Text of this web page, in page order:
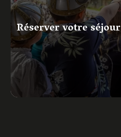
Réserver votre séjour